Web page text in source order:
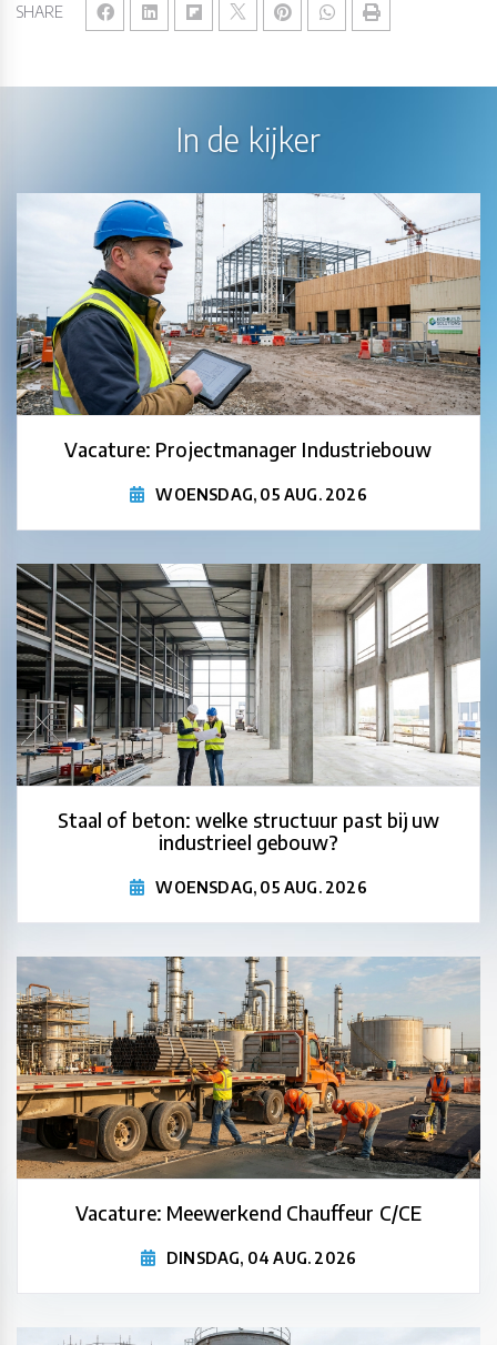
SHARE
In de kijker
Vacature: Projectmanager Industriebouw
WOENSDAG, 05 AUG. 2026
Staal of beton: welke structuur past bij uw
industrieel gebouw?
WOENSDAG, 05 AUG. 2026
Vacature: Meewerkend Chauffeur C/CE
DINSDAG, 04 AUG. 2026